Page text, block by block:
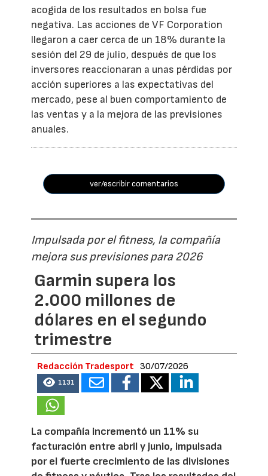
acogida de los resultados en bolsa fue
negativa. Las acciones de VF Corporation
llegaron a caer cerca de un 18% durante la
sesión del 29 de julio, después de que los
inversores reaccionaran a unas pérdidas por
acción superiores a las expectativas del
mercado, pese al buen comportamiento de
las ventas y a la mejora de las previsiones
anuales.
ver/escribir comentarios
Impulsada por el fitness, la compañía
mejora sus previsiones para 2026
Garmin supera los
2.000 millones de
dólares en el segundo
trimestre
Redacción Tradesport 30/07/2026
1131
La compañía incrementó un 11% su
facturación entre abril y junio, impulsada
por el fuerte crecimiento de las divisiones